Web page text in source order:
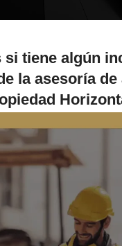
si tiene algún
la asesoría de